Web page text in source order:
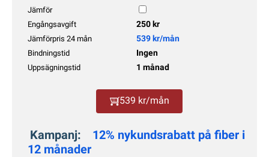
Jämför
Engångsavgift
250 kr
Jämförpris 24 mån 539 kr/mån
Bindningstid Ingen
Uppsägningstid 1 månad
539 kr/mån
Kampanj:
12% nykundsrabatt på fiber i
12 månader